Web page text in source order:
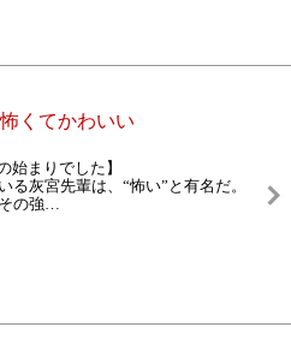
くてかわいい
始まりでした】
る灰宮先輩は、“怖い”と有名だ。
の強…